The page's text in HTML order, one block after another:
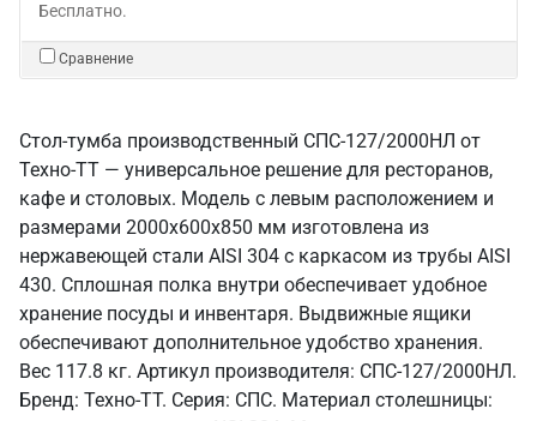
Бесплатно.
Сравнение
Стол-тумба производственный СПС-127/2000НЛ от
Техно-ТТ — универсальное решение для ресторанов,
кафе и столовых. Модель с левым расположением и
размерами 2000x600x850 мм изготовлена из
нержавеющей стали AISI 304 с каркасом из трубы AISI
430. Сплошная полка внутри обеспечивает удобное
хранение посуды и инвентаря. Выдвижные ящики
обеспечивают дополнительное удобство хранения.
Вес 117.8 кг. Артикул производителя: СПС-127/2000НЛ.
Бренд: Техно-ТТ. Серия: СПС. Материал столешницы: